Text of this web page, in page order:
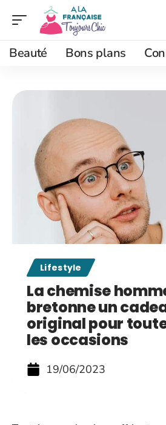
Beauté Bons plans
Lifestyle
La chemise
bretonne un
original pour
les occasions
19/06/2023